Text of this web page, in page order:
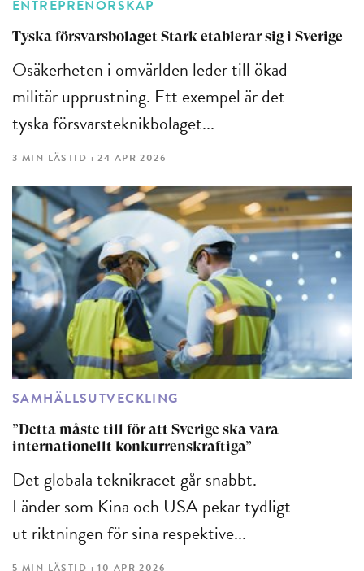
ENTREPRENÖRSKAP
Tyska försvarsbolaget Stark etablerar sig i Sverige
Osäkerheten i omvärlden leder till ökad
militär upprustning. Ett exempel är det
tyska försvarsteknikbolaget...
3 MIN LÄSTID : 24 APR 2026
SAMHÄLLSUTVECKLING
”Detta måste till för att Sverige ska vara
internationellt konkurrenskraftiga”
Det globala teknikracet går snabbt.
Länder som Kina och USA pekar tydligt
ut riktningen för sina respektive...